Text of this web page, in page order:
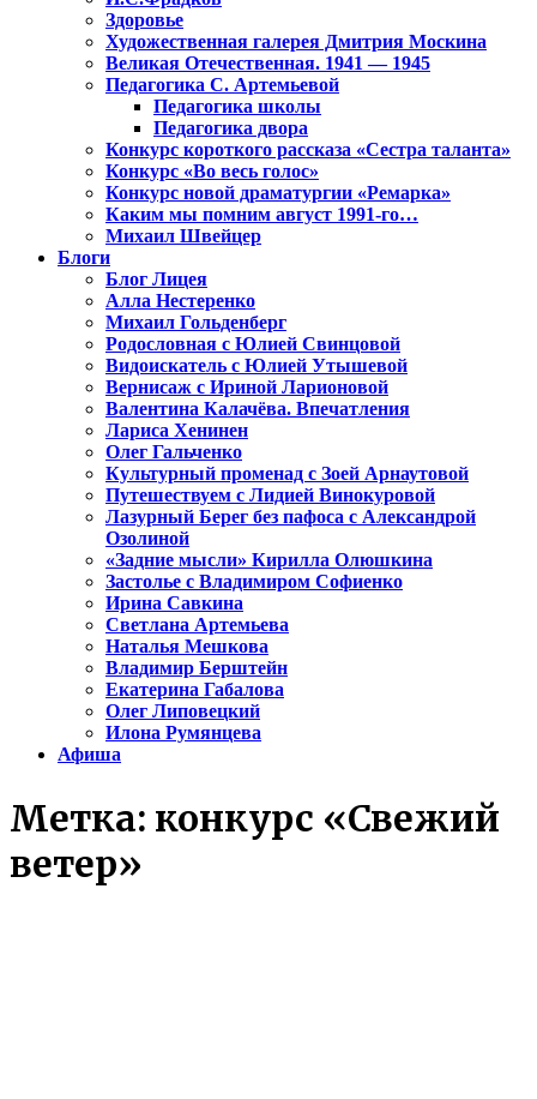
Здоровье
Художественная галерея Дмитрия Москина
Великая Отечественная. 1941 — 1945
Педагогика С. Артемьевой
Педагогика школы
Педагогика двора
Конкурс короткого рассказа «Сестра таланта»
Конкурс «Во весь голос»
Конкурс новой драматургии «Ремарка»
Каким мы помним август 1991-го…
Михаил Швейцер
Блоги
Блог Лицея
Алла Нестеренко
Михаил Гольденберг
Родословная с Юлией Свинцовой
Видоискатель с Юлией Утышевой
Вернисаж с Ириной Ларионовой
Валентина Калачёва. Впечатления
Лариса Хенинен
Олег Гальченко
Культурный променад с Зоей Арнаутовой
Путешествуем с Лидией Винокуровой
Лазурный Берег без пафоса с Александрой
Озолиной
«Задние мысли» Кирилла Олюшкина
Застолье с Владимиром Софиенко
Ирина Савкина
Светлана Артемьева
Наталья Мешкова
Владимир Берштейн
Екатерина Габалова
Олег Липовецкий
Илона Румянцева
Афиша
Метка: конкурс «Свежий
ветер»